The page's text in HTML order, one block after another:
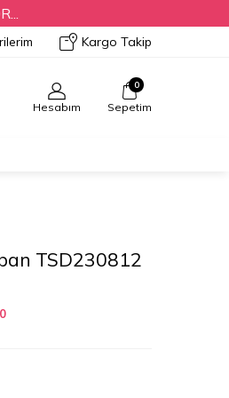
Kargo Takip
Hesabım
0
Sepetim
TSD230812